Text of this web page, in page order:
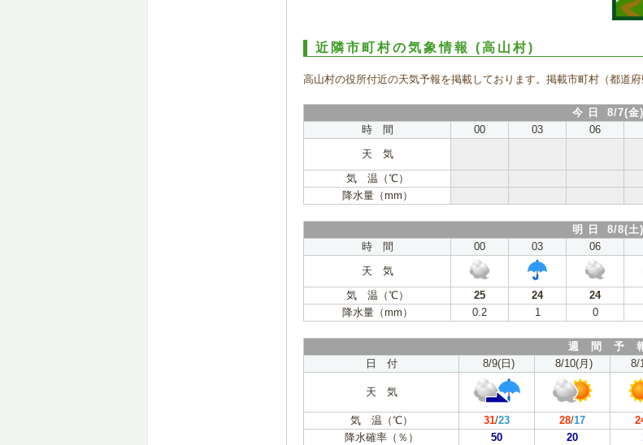
近隣市町村の気象情報 (高山村)
高山村の役所付近の天気予報を掲載しております。掲載市町村（都道
今 日 8/7(金)
時 間
00 03 06
天 気
気 温（℃）
降水量（mm）
明 日 8/8(土)
時 間
00 03 06
天 気
気 温（℃）
25 24 24
降水量（mm）
0.2 1 0
週 間 予
日 付
8/9(日) 8/10(月) 8/
天 気
気 温（℃） 31/23 28/17
降水確率（％）
50 20